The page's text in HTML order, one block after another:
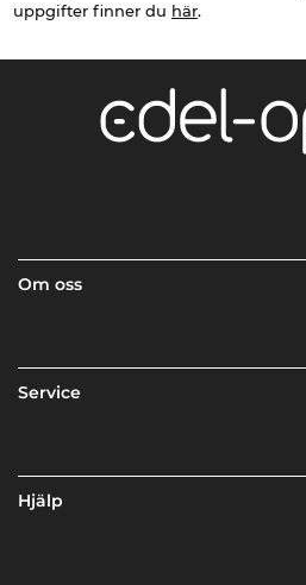
uppgifter finner du här.
Om oss
Service
Hjälp